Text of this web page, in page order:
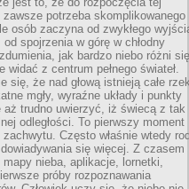
potrzeba skomplikowanego
osób zaczyna od zwykłego
spojrzenia w górę w chłodny
jak bardzo niebo różni się
widać z centrum pełnego świateł.
się, że nad głową istnieją całe
mgły, wyraźne układy i punkty
aż trudno uwierzyć, iż świecą z tak
odległości. To pierwszy moment
zachwytu. Często właśnie wtedy
się więcej. Z czasem
mapy nieba, aplikacje, lornetki,
próby rozpoznawania